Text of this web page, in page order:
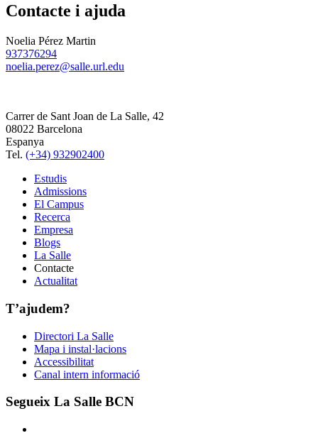
Contacte i ajuda
Noelia Pérez Martin
937376294
noelia.perez@salle.url.edu
Carrer de Sant Joan de La Salle, 42
08022 Barcelona
Espanya
Tel. (+34) 932902400
Estudis
Admissions
El Campus
Recerca
Empresa
Blogs
La Salle
Contacte
Actualitat
T’ajudem?
Directori La Salle
Mapa i instal·lacions
Accessibilitat
Canal intern informació
Segueix La Salle BCN